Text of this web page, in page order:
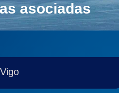
asociadas